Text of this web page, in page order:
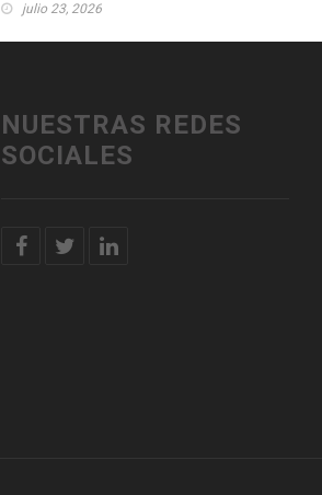
julio 23, 2026
NUESTRAS REDES
SOCIALES